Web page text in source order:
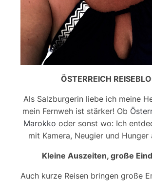
ÖSTERREICH
Als Salzburgerin liebe ich meine
mein Fernweh ist stärker! Ob
Marokko oder sonst wo: Ich
mit Kamera, Neugier und Hunger
Kleine Auszeiten, große
Auch kurze Reisen bringen große